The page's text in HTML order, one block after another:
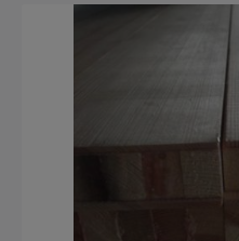
Bildergalerie überspringen